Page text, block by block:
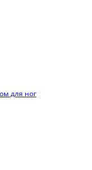
для ног